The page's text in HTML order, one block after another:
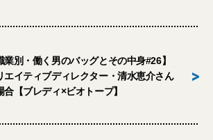
業別・働く男のバッグとその中身#26】
エイティブディレクター・清水恵介さん
合【ブレディ×ビオトープ】
>